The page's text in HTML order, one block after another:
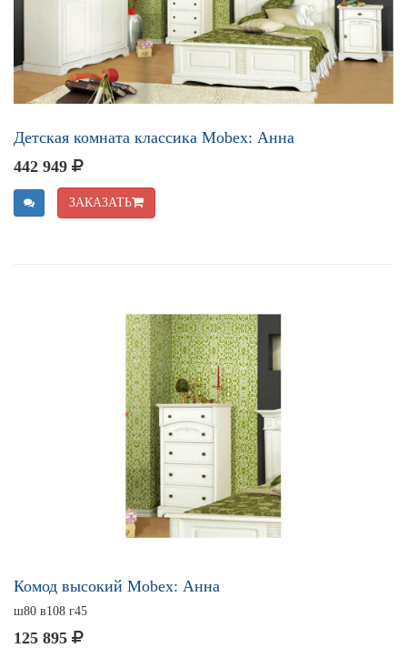
Детская комната классика Mobex: Анна
442 949
ЗАКАЗАТЬ
Комод высокий Mobex: Анна
ш80 в108 г45
125 895